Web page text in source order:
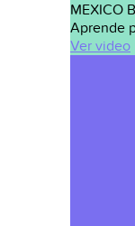
MEXICO
Aprende
Ver video